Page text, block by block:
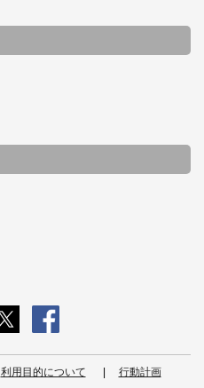
利用目的について 行動計画